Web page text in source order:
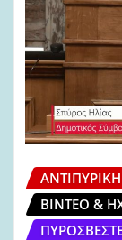
ΒΊΝΤΕΟ &